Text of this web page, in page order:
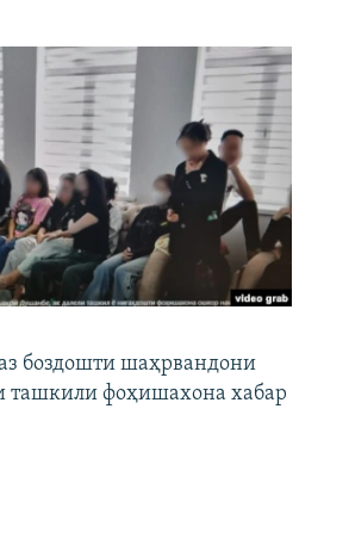
боздошти шаҳрвандони
ташкили фоҳишахона хабар